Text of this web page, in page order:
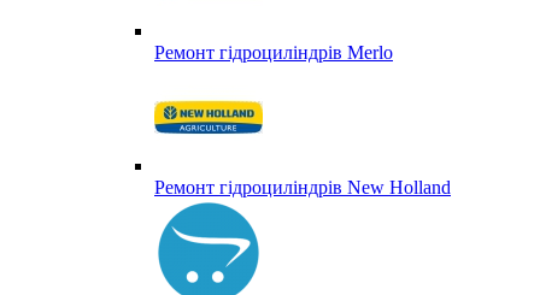
Ремонт гідроциліндрів Merlo
Ремонт гідроциліндрів New Holland